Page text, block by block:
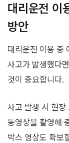
대리운전 이
방안
대리운전 이용 중
사고가 발생했다
것이 중요합니다.
사고 발생 시 현장
동영상을 촬영해
박스 영상도 확보